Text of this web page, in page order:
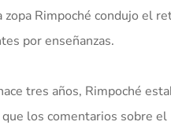
Rimpoché condujo el
por enseñanzas.
tres años, Rimpoché
los comentarios sobre el